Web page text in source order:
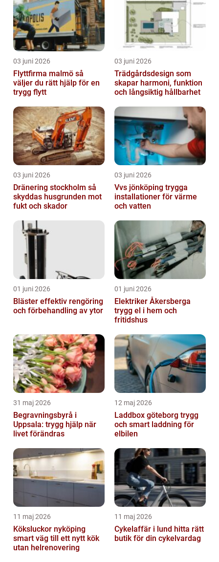
03 juni 2026
Flyttfirma malmö så
väljer du rätt hjälp för en
trygg flytt
03 juni 2026
Trädgårdsdesign som
skapar harmoni, funktion
och långsiktig hållbarhet
03 juni 2026
Dränering stockholm så
skyddas husgrunden mot
fukt och skador
03 juni 2026
Vvs jönköping trygga
installationer för värme
och vatten
01 juni 2026
Bläster effektiv rengöring
och förbehandling av ytor
01 juni 2026
Elektriker Åkersberga
trygg el i hem och
fritidshus
31 maj 2026
Begravningsbyrå i
Uppsala: trygg hjälp när
livet förändras
12 maj 2026
Laddbox göteborg trygg
och smart laddning för
elbilen
11 maj 2026
Köksluckor nyköping
smart väg till ett nytt kök
utan helrenovering
11 maj 2026
Cykelaffär i lund hitta rätt
butik för din cykelvardag